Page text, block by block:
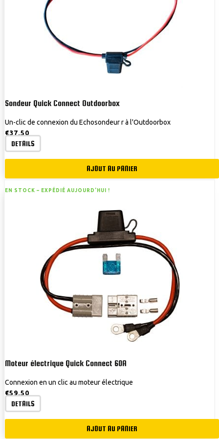
Sondeur Quick Connect Outdoorbox
Un-clic de connexion du Echosondeur r à l'Outdoorbox
€37,50
DETAILS
AJOUT AU PANIER
EN STOCK – EXPÉDIÉ AUJOURD'HUI !
Moteur électrique Quick Connect 60A
Connexion en un clic au moteur électrique
€59,50
DETAILS
AJOUT AU PANIER